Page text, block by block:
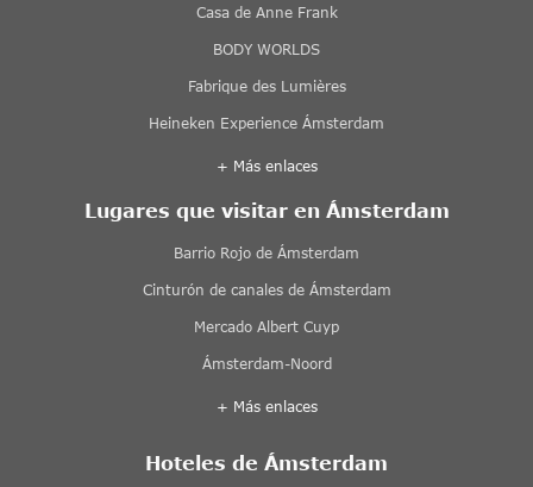
Casa de Anne Frank
BODY WORLDS
Fabrique des Lumières
Heineken Experience Ámsterdam
+ Más enlaces
Lugares que visitar en Ámsterdam
Barrio Rojo de Ámsterdam
Cinturón de canales de Ámsterdam
Mercado Albert Cuyp
Ámsterdam-Noord
+ Más enlaces
Hoteles de Ámsterdam